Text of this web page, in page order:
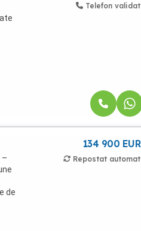
Telefon validat
–
de
134 900 EUR
Repostat automat